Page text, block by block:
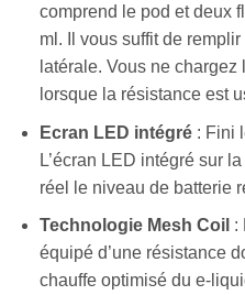
comprend le pod et deux
ml. Il vous suffit de
latérale. Vous ne
lorsque la résistance est
Ecran LED intégré: Fini
L’écran LED intégré sur
réel le niveau de batterie
Technologie Mesh Coil :
équipé d’une résistance
chauffe optimisé du e-